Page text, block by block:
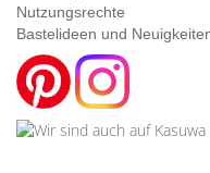
Nutzungsrechte
Bastelideen und